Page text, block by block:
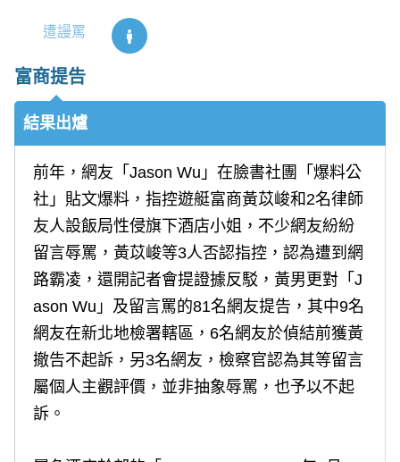
遭謾罵
富商提告
結果出爐
前年，網友「Jason Wu」在臉書社團「爆料公
社」貼文爆料，指控遊艇富商黃苡峻和2名律師
友人設飯局性侵旗下酒店小姐，不少網友紛紛
留言辱罵，黃苡峻等3人否認指控，認為遭到網
路霸凌，還開記者會提證據反駁，黃男更對「J
ason Wu」及留言罵的81名網友提告，其中9名
網友在新北地檢署轄區，6名網友於偵結前獲黃
撤告不起訴，另3名網友，檢察官認為其等留言
屬個人主觀評價，並非抽象辱罵，也予以不起
訴。